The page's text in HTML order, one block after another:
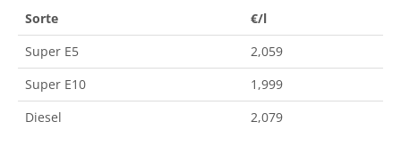
Sorte
€/l
Super E5
2,059
Super E10
1,999
Diesel
2,079